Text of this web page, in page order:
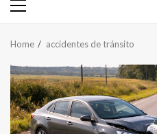
Primary
Home accidentes de tránsito